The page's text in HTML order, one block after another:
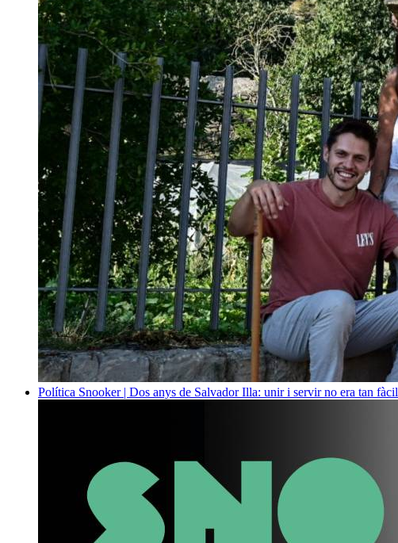
Política Snooker | Dos anys de Salvador Illa: unir i servir no era tan fàcil